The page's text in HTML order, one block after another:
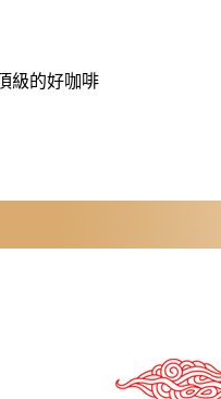
級的好咖啡